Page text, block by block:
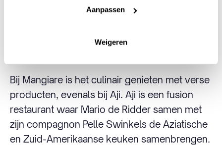
Aanpassen
Weigeren
MaHo. Zin in een biertje? Plof neer bij Bokaal
Bij Mangiare is het culinair genieten met verse
producten, evenals bij Aji. Aji is een fusion
restaurant waar Mario de Ridder samen met
zijn compagnon Pelle Swinkels de Aziatische
en Zuid-Amerikaanse keuken samenbrengen.